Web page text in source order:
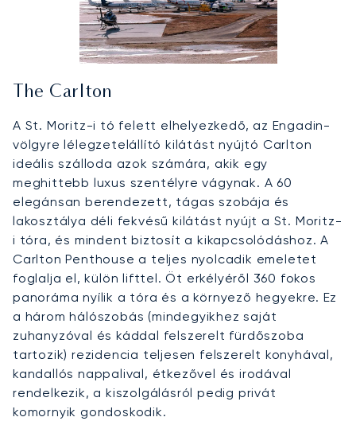
The Carlton
A St. Moritz-i tó felett elhelyezkedő, az Engadin-
völgyre lélegzetelállító kilátást nyújtó Carlton
ideális szálloda azok számára, akik egy
meghittebb luxus szentélyre vágynak. A 60
elegánsan berendezett, tágas szobája és
lakosztálya déli fekvésű kilátást nyújt a St. Moritz-
i tóra, és mindent biztosít a kikapcsolódáshoz. A
Carlton Penthouse a teljes nyolcadik emeletet
foglalja el, külön lifttel. Öt erkélyéről 360 fokos
panoráma nyílik a tóra és a környező hegyekre. Ez
a három hálószobás (mindegyikhez saját
zuhanyzóval és káddal felszerelt fürdőszoba
tartozik) rezidencia teljesen felszerelt konyhával,
kandallós nappalival, étkezővel és irodával
rendelkezik, a kiszolgálásról pedig privát
komornyik gondoskodik.